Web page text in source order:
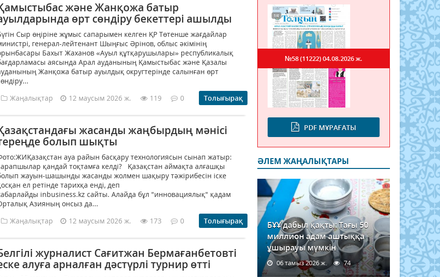
және Жанқожа батыр
өрт сөндіру бекеттері ашылды
Сыр өңіріне жұмыс сапарымен келген ҚР Төтенше жағдайлар
генерал-лейтенант Шыңғыс Әрінов, облыс әкімінің
Бахыт Жаханов «Ауыл құтқарушылары» республикалық
аясында Арал ауданының Қамыстыбас және Қазалы
Жанқожа батыр ауылдық округтерінде салынған өрт
Жаңалықтар
12 маусым 2026 ж. 119 0 Толығырақ
жасанды жаңбырдың мәнісі
болып шықты
ауа райын басқару технологиясын сынап жатыр:
қандай тоқтамға келді? Қазақстан аймақта алғашқы
жауын-шашынды жасанды жолмен шақыру тәжірибесін іске
ел ретінде тарихқа енді, деп
inbusiness.kz сайты. Алайда бұл "инновациялық" қадам
Азияның онсыз да...
Жаңалықтар
12 маусым 2026 ж. 173 0 Толығырақ
журналист Сағитжан Бермағанбетовті
алуға арналған дәстүрлі турнир өтті
PDF МҰРАҒАТЫ
№58 (11222)04.08.2026 ж.
ӘЛЕМ ЖАҢАЛЫҚТАРЫ
БҰҰ дабыл қақты: Тағы 50
миллион адам аштыққа
ұшырауы мүмкін
06 тамыз 2026 ж. 74